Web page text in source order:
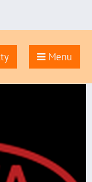
Menu